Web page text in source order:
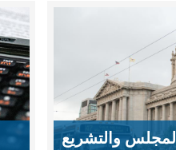
المجلس والتشريع